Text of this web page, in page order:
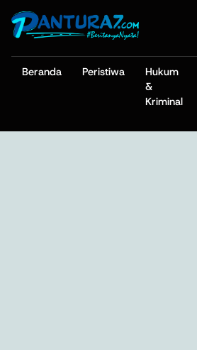
Beranda Peristiwa
Hukum
&
Kriminal